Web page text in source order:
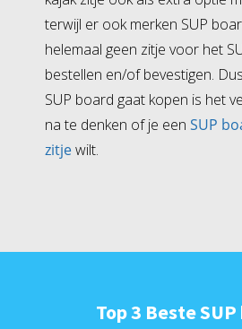
terwijl er ook merken SUP
helemaal geen zitje voor het
bestellen en/of bevestigen.
SUP board gaat kopen is het
na te denken of je een SUP
zitjewilt.
Top 3 Beste